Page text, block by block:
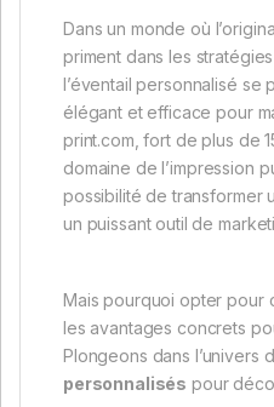
Dans un monde où
priment dans les
l’éventail personnalisé se
élégant et efficace pour
print.com, fort de plus de
domaine de l’impression
possibilité de transformer
un puissant outil de
Mais pourquoi opter pour
les avantages concrets
Plongeons dans l’univers
personnalisés pour